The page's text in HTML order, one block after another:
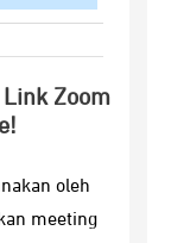
Zoom
oleh
meeting